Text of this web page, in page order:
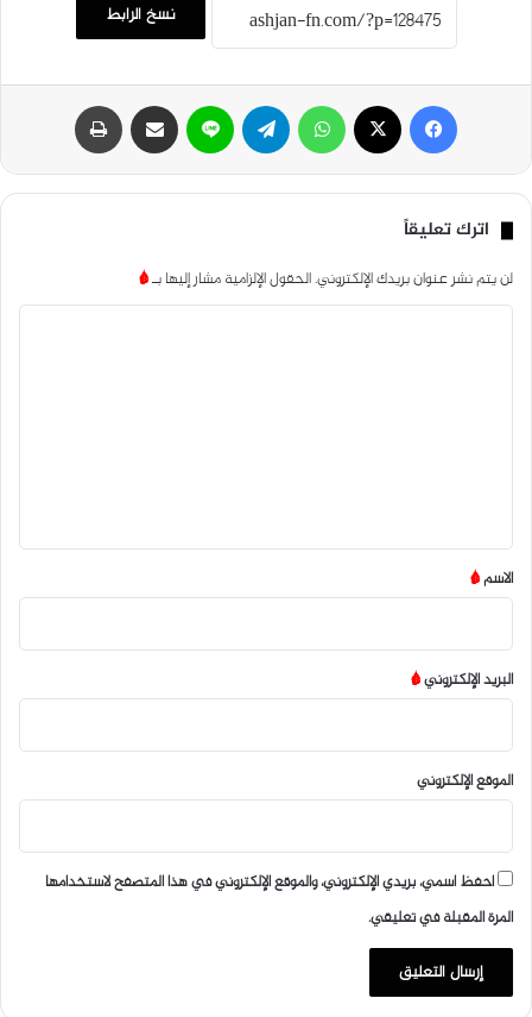
نسخ الرابط
اترك تعليقاً
لن يتم نشر عنوان بريدك الإلكتروني.الحقول الإلزامية مشار إليها بـ*
*
الاسم*
البريد الإلكتروني*
الموقع الإلكتروني
احفظ اسمي، بريدي الإلكتروني، والموقع الإلكتروني في هذا المتصفح لاستخدامها
المرة المقبلة في تعليقي.